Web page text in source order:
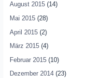
August 2015(14)
Mai 2015(28)
April 2015(2)
März 2015(4)
Februar 2015(10)
Dezember 2014(23)